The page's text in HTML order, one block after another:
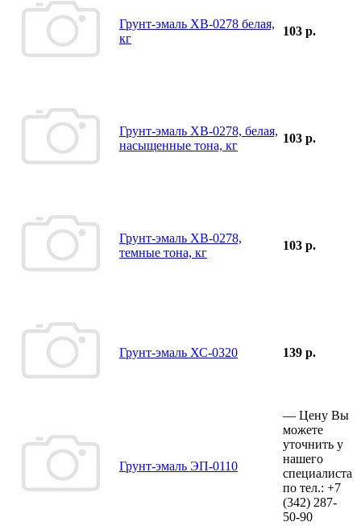
Грунт-эмаль ХВ-0278 белая,
кг
103 р.
Грунт-эмаль ХВ-0278, белая,
насыщенные тона, кг
103 р.
Грунт-эмаль ХВ-0278,
темные тона, кг
103 р.
Грунт-эмаль ХС-0320 139 р.
Грунт-эмаль ЭП-0110
— Цену Вы
можете
уточнить у
нашего
специалиста
по тел.: +7
(342) 287-
50-90